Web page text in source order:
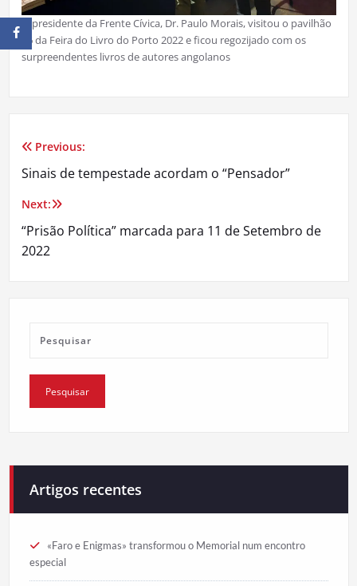
O presidente da Frente Cívica, Dr. Paulo Morais, visitou o pavilhão
76 da Feira do Livro do Porto 2022 e ficou regozijado com os
surpreendentes livros de autores angolanos
Navegação
de
artigos
Previous:
Sinais de tempestade acordam o “Pensador”
Next:
“Prisão Política” marcada para 11 de Setembro de
2022
Artigos recentes
«Faro e Enigmas» transformou o Memorial num encontro
especial